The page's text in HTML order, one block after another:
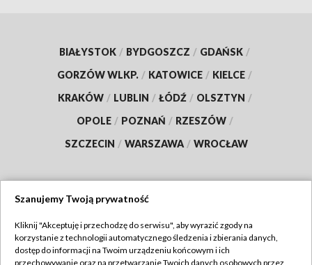
BIAŁYSTOK / BYDGOSZCZ / GDAŃSK /
GORZÓW WLKP. / KATOWICE / KIELCE /
KRAKÓW / LUBLIN / ŁÓDŹ / OLSZTYN /
OPOLE / POZNAŃ / RZESZÓW /
SZCZECIN / WARSZAWA / WROCŁAW
TVP
Szanujemy Twoją prywatność
Kliknij "Akceptuję i przechodzę do serwisu", aby wyrazić zgody na
korzystanie z technologii automatycznego śledzenia i zbierania danych,
dostęp do informacji na Twoim urządzeniu końcowym i ich
przechowywanie oraz na przetwarzanie Twoich danych osobowych przez